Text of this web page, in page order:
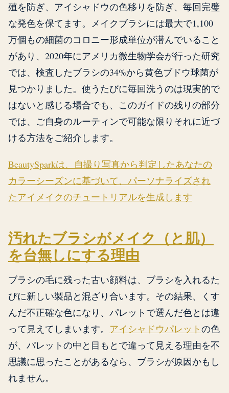
殖を防ぎ、アイシャドウの色移りを防ぎ、毎回完璧
な発色を保てます。メイクブラシには最大で1,100
万個もの細菌のコロニー形成単位が潜んでいること
があり、2020年にアメリカ微生物学会が行った研究
では、検査したブラシの34%から黄色ブドウ球菌が
見つかりました。使うたびに毎回洗うのは現実的で
はないと感じる場合でも、このガイドの残りの部分
では、ご自身のルーティンで可能な限りそれに近づ
ける方法をご紹介します。
BeautySparkは、自撮り写真から判定したあなたの
カラーシーズンに基づいて、パーソナライズされ
たアイメイクのチュートリアルを生成します
汚れたブラシがメイク（と肌）
を台無しにする理由
ブラシの毛に残った古い顔料は、ブラシを入れるた
びに新しい製品と混ざり合います。その結果、くす
んだ不正確な色になり、パレットで選んだ色とは違
って見えてしまいます。 アイシャドウパレットの色
が、パレットの中と目もとで違って見える理由を不
思議に思ったことがあるなら、ブラシが原因かもし
れません。